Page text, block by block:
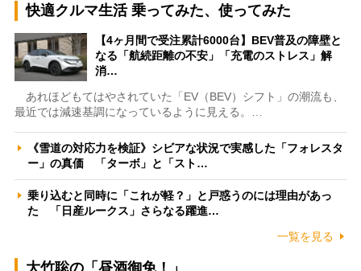
快適クルマ生活 乗ってみた、使ってみた
【4ヶ月間で受注累計6000台】BEV普及の障壁と
なる「航続距離の不安」「充電のストレス」解
消…
あれほどもてはやされていた「EV（BEV）シフト」の潮流も、
最近では減速基調になっているように見える。…
《雪道の対応力を検証》シビアな状況で実感した「フォレスタ
ー」の真価 「ターボ」と「スト…
乗り込むと同時に「これが軽？」と戸惑うのには理由があっ
た 「日産ルークス」さらなる躍進…
一覧を見る
大竹聡の「昼酒御免！」